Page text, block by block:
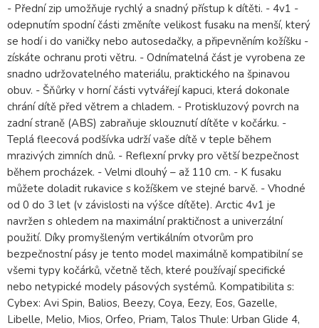
- Přední zip umožňuje rychlý a snadný přístup k dítěti. - 4v1 -
odepnutím spodní části změníte velikost fusaku na menší, který
se hodí i do vaničky nebo autosedačky, a připevněním kožíšku -
získáte ochranu proti větru. - Odnímatelná část je vyrobena ze
snadno udržovatelného materiálu, praktického na špinavou
obuv. - Šňůrky v horní části vytvářejí kapuci, která dokonale
chrání dítě před větrem a chladem. - Protiskluzový povrch na
zadní straně (ABS) zabraňuje sklouznutí dítěte v kočárku. -
Teplá fleecová podšívka udrží vaše dítě v teple během
mrazivých zimních dnů. - Reflexní prvky pro větší bezpečnost
během procházek. - Velmi dlouhý – až 110 cm. - K fusaku
můžete doladit rukavice s kožíškem ve stejné barvě. - Vhodné
od 0 do 3 let (v závislosti na výšce dítěte). Arctic 4v1 je
navržen s ohledem na maximální praktičnost a univerzální
použití. Díky promyšleným vertikálním otvorům pro
bezpečnostní pásy je tento model maximálně kompatibilní se
všemi typy kočárků, včetně těch, které používají specifické
nebo netypické modely pásových systémů. Kompatibilita s:
Cybex: Avi Spin, Balios, Beezy, Coya, Eezy, Eos, Gazelle,
Libelle, Melio, Mios, Orfeo, Priam, Talos Thule: Urban Glide 4,